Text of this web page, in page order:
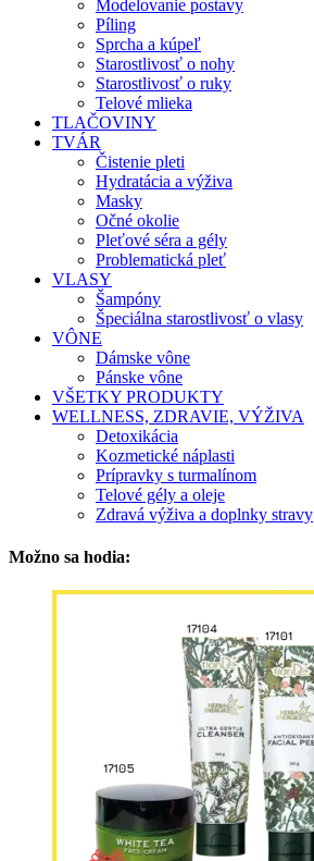
Modelovanie postavy
Píling
Sprcha a kúpeľ
Starostlivosť o nohy
Starostlivosť o ruky
Telové mlieka
TLAČOVINY
TVÁR
Čistenie pleti
Hydratácia a výživa
Masky
Očné okolie
Pleťové séra a gély
Problematická pleť
VLASY
Šampóny
Špeciálna starostlivosť o vlasy
VÔNE
Dámske vône
Pánske vône
VŠETKY PRODUKTY
WELLNESS, ZDRAVIE, VÝŽIVA
Detoxikácia
Kozmetické náplasti
Prípravky s turmalínom
Telové gély a oleje
Zdravá výživa a doplnky stravy
Možno sa hodia: